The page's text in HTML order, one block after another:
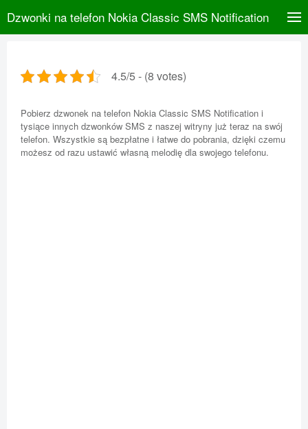
Dzwonki na telefon Nokia Classic SMS Notification
4.5/5 - (8 votes)
Pobierz dzwonek na telefon Nokia Classic SMS Notification i
tysiące innych dzwonków SMS z naszej witryny już teraz na swój
telefon. Wszystkie są bezpłatne i łatwe do pobrania, dzięki czemu
możesz od razu ustawić własną melodię dla swojego telefonu.